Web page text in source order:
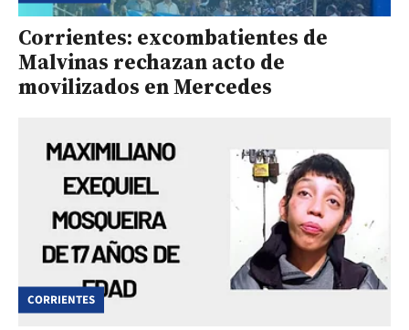
Corrientes: excombatientes de
Malvinas rechazan acto de
movilizados en Mercedes
CORRIENTES